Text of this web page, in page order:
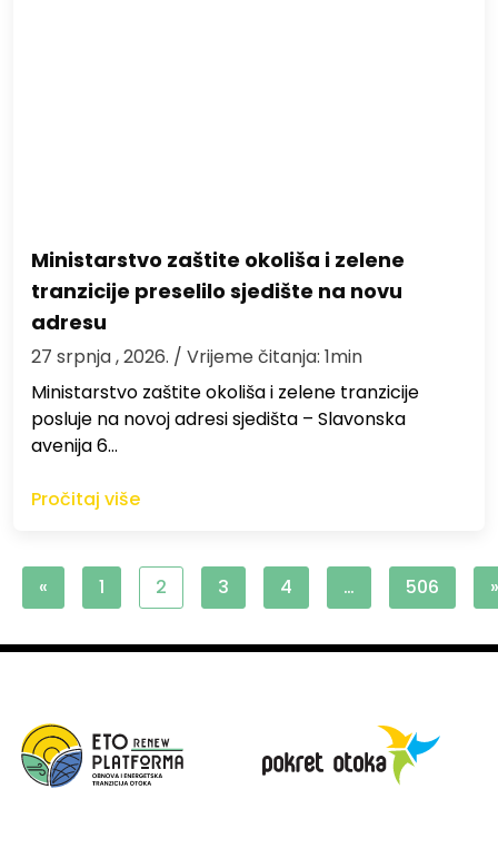
Ministarstvo zaštite okoliša i zelene
tranzicije preselilo sjedište na novu
adresu
27 srpnja , 2026. / Vrijeme čitanja: 1min
Ministarstvo zaštite okoliša i zelene tranzicije
posluje na novoj adresi sjedišta – Slavonska
avenija 6…
Pročitaj više
« 1 2 3 4 … 506 »